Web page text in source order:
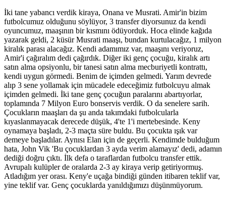
İki tane yabancı verdik kiraya, Onana ve Musrati. Amir'in bizim
futbolcumuz olduğunu söylüyor, 3 transfer diyorsunuz da kendi
oyuncumuz, maaşının bir kısmını ödüyorduk. Hoca elinde kağıda
yazarak geldi, 2 küsür Musrati maaşı, bundan kurtulacağız, 1 milyon
kiralık parası alacağız. Kendi adamımız var, maaşını veriyoruz,
Amir'i çağıralım dedi çağırdık. Diğer iki genç çocuğu, kiralık artı
satın alma opsiyonlu, bir tanesi satın alma mecburiyetli kontrattı,
kendi uygun görmedi. Benim de içimden gelmedi. Yarım devrede
alıp 3 sene yollamak için mücadele edeceğimiz futbolcuyu almak
içimden gelmedi. İki tane genç çocuğun paralarını abartıyorlar,
toplamında 7 Milyon Euro bonservis verdik. O da senelere sarih.
Çocukların maaşları da şu anda takımdaki futbolcularla
kıyaslanmayacak derecede düşük, 4'te 1'i mertebesinde. Keny
oynamaya başladı, 2-3 maçta süre buldu. Bu çocukta ışık var
demeye başladılar. Aynısı Elan için de geçerli. Kendimde bulduğum
hata, John Vik 'Bu çocuklardan 3 ayda verim alamayız' dedi, adamın
dediği doğru çıktı. İlk defa o taraflardan futbolcu transfer ettik.
Avrupalı kulüpler de oralarda 2-3 ay kiraya verip getiriyormuş.
Atladığım yer orası. Keny'e uçağa bindiği günden itibaren teklif var,
yine teklif var. Genç çocuklarda yanıldığımızı düşünmüyorum.